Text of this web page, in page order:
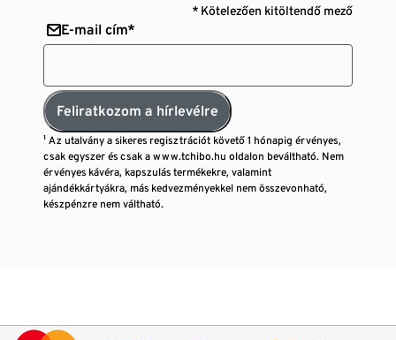
* Kötelezően kitöltendő mező
E-mail cím*
Feliratkozom a hírlevélre
¹ Az utalvány a sikeres regisztrációt követő 1 hónapig érvényes,
csak egyszer és csak a www.tchibo.hu oldalon beváltható. Nem
érvényes kávéra, kapszulás termékekre, valamint
ajándékkártyákra, más kedvezményekkel nem összevonható,
készpénzre nem váltható.